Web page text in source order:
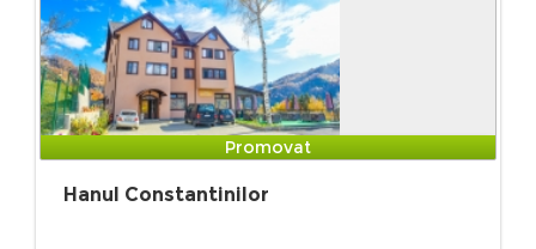
Promovat
Hanul Constantinilor